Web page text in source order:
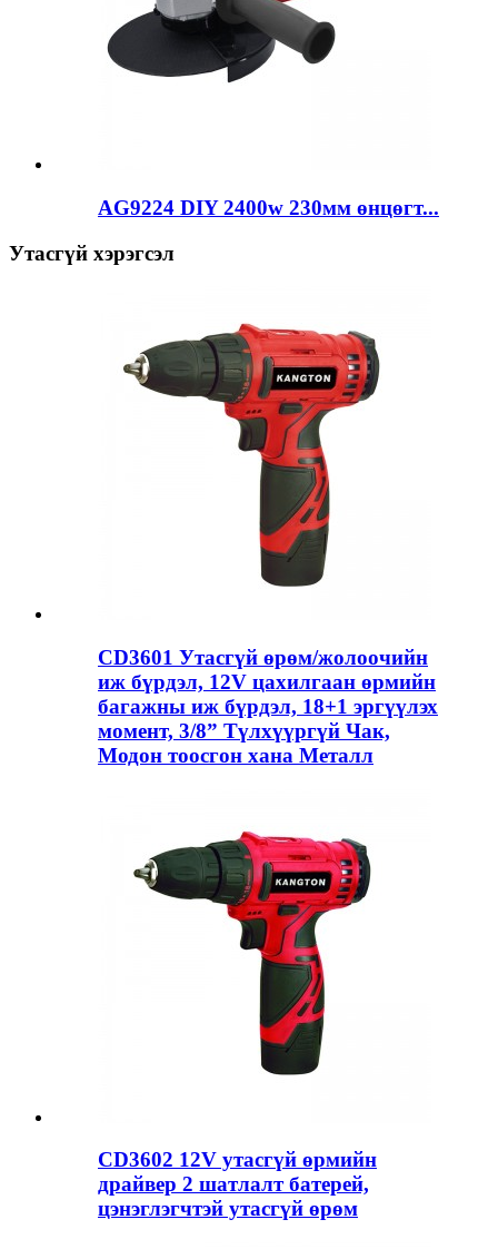
AG9224 DIY 2400w 230мм өнцөгт...
Утасгүй хэрэгсэл
CD3601 Утасгүй өрөм/жолоочийн
иж бүрдэл, 12V цахилгаан өрмийн
багажны иж бүрдэл, 18+1 эргүүлэх
момент, 3/8” Түлхүүргүй Чак,
Модон тоосгон хана Металл
CD3602 12V утасгүй өрмийн
драйвер 2 шатлалт батерей,
цэнэглэгчтэй утасгүй өрөм